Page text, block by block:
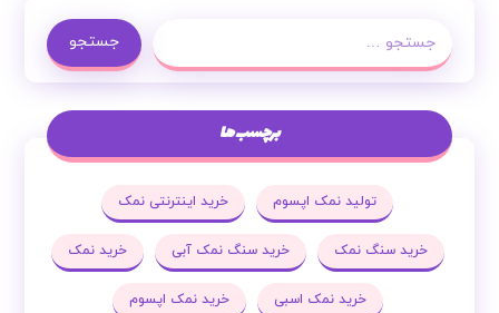
جستجو
برچسب ها
تولید نمک اپسوم خرید اینترنتی نمک
خرید سنگ نمک خرید سنگ نمک آبی خرید نمک
خرید نمک اسبی خرید نمک اپسوم